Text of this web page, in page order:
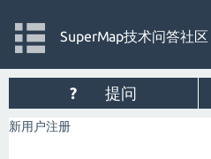
SuperMap技术问答社区
? 提问
新用户注册